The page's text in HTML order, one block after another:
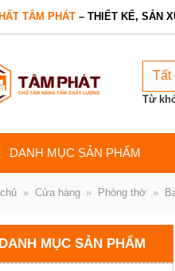
TÂM PHÁT – THIẾT KẾ, SẢN
Từ
DANH MỤC SẢN PHẨM
» Cửa hàng » Phòng thờ »
DANH MỤC SẢN PHẨM